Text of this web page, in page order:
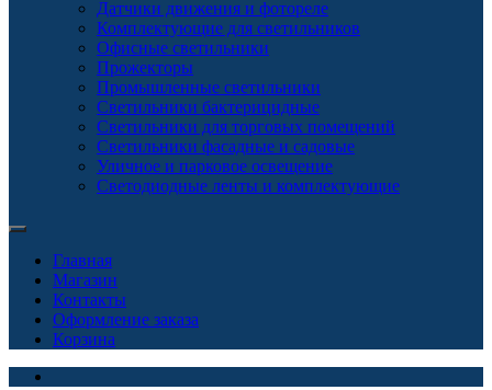
Датчики движения и фотореле
Комплектующие для светильников
Офисные светильники
Прожекторы
Промышленные светильники
Светильники бактерицидные
Светильники для торговых помещений
Светильники фасадные и садовые
Уличное и парковое освещение
Светодиодные ленты и комплектующие
Главная
Магазин
Контакты
Оформление заказа
Корзина